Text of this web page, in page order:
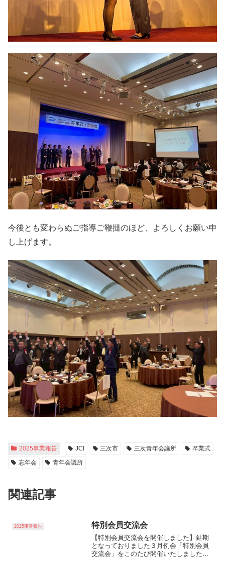
今後とも変わらぬご指導ご鞭撻のほど、よろしくお願い申
し上げます。
2025事業報告 JCI 三次市 三次青年会議所
卒業式
忘年会
青年会議所
関連記事
2025事業報告 特別会員交流会
【特別会員交流会を開催しました】延期
となっておりました３月例会「特別会員
交流会」をこのたび開催いたしました。